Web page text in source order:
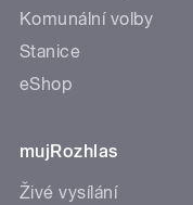
Komunální volby
Stanice
eShop
mujRozhlas
Živé vysílání